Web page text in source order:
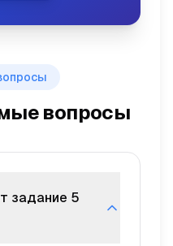
вопросы
задание 5